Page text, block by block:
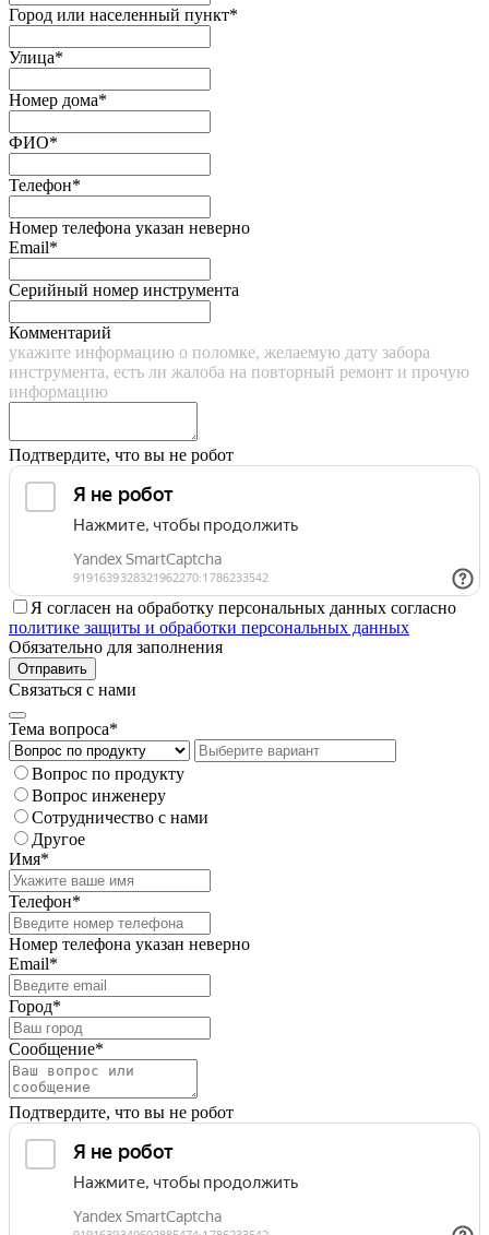
Город или населенный пункт*
Улица*
Номер дома*
ФИО*
Телефон*
Номер телефона указан неверно
Email*
Серийный номер инструмента
Комментарий
укажите информацию о поломке, желаемую дату забора
инструмента, есть ли жалоба на повторный ремонт и прочую
информацию
Подтвердите, что вы не робот
Я согласен на обработку персональных данных согласно
политике защиты и обработки персональных данных
Обязательно для заполнения
Отправить
Связаться с нами
Тема вопроса*
Вопрос по продукту
Вопрос инженеру
Сотрудничество с нами
Другое
Имя*
Телефон*
Номер телефона указан неверно
Email*
Город*
Сообщение*
Подтвердите, что вы не робот